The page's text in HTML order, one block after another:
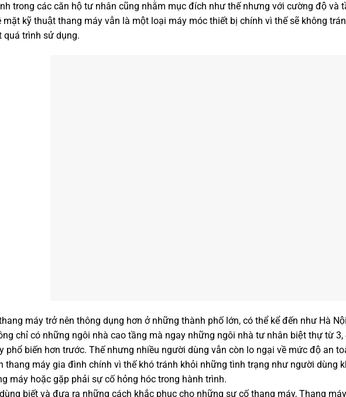
trong các căn hộ tư nhân cũng nhằm mục đích như thế nhưng với cường độ và
mặt kỹ thuật thang máy vẫn là một loại máy móc thiết bị chính vì thế sẽ không
quá trình sử dụng.
máy trở nên thông dụng hơn ở những thành phố lớn, có thể kể đến như Hà
chỉ có những ngôi nhà cao tầng mà ngay những ngôi nhà tư nhân biệt thự từ
phổ biến hơn trước. Thế nhưng nhiều người dùng vẫn còn lo ngại về mức độ an
thang máy gia đình chính vì thế khó tránh khỏi những tình trạng như người dùng
máy hoặc gặp phải sự cố hỏng hóc trong hành trình.
biết và đưa ra những cách khắc phục cho những sự cố thang máy, Thang